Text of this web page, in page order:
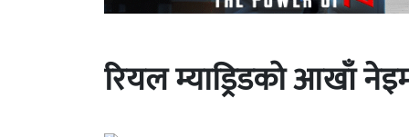
रियल म्याड्रिडको आखाँ